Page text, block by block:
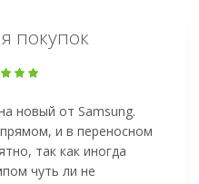
покупок
новый от Samsung.
и в переносном
так как иногда
чуть ли не